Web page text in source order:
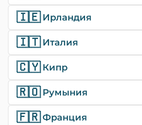
🇮🇪 Ирландия
🇮🇹 Италия
🇨🇾 Кипр
🇷🇴 Румыния
🇫🇷Франция